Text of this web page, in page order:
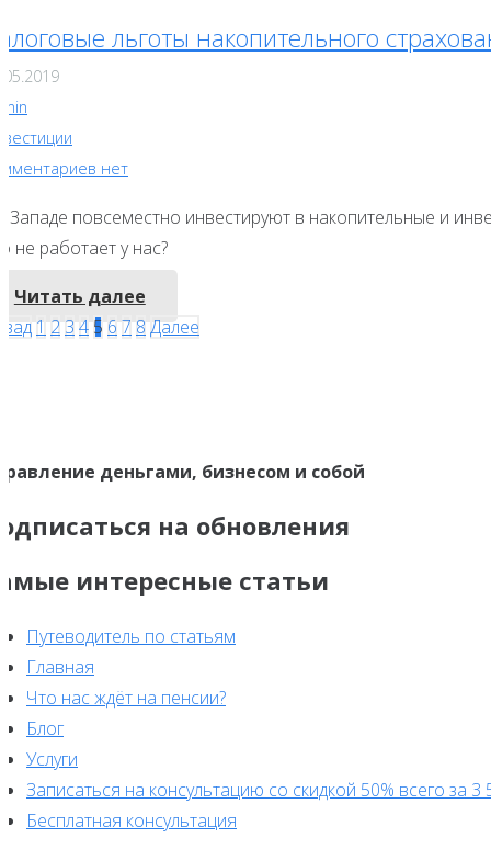
льготы накопительного
нет
Западе повсеместно инвестируют в накопительные и
не работает у нас?
Читать далее
1 2 3 4 5 6 7 8 Далее
деньгами, бизнесом и собой
на обновления
интересные статьи
Путеводитель по статьям
Главная
Что нас ждёт на пенсии?
Блог
Услуги
Записаться на консультацию со скидкой 50% всего за 3
Бесплатная консультация